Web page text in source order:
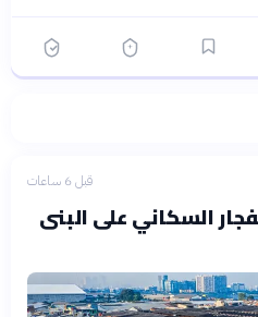
قبل 6 ساعات
السكاني على البنى